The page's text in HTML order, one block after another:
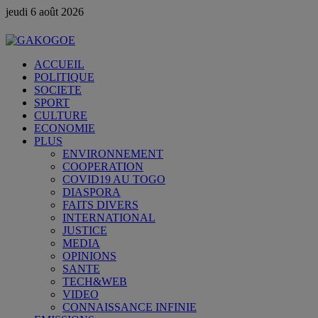
jeudi 6 août 2026
ACCUEIL
POLITIQUE
SOCIETE
SPORT
CULTURE
ECONOMIE
PLUS
ENVIRONNEMENT
COOPERATION
COVID19 AU TOGO
DIASPORA
FAITS DIVERS
INTERNATIONAL
JUSTICE
MEDIA
OPINIONS
SANTE
TECH&WEB
VIDEO
CONNAISSANCE INFINIE